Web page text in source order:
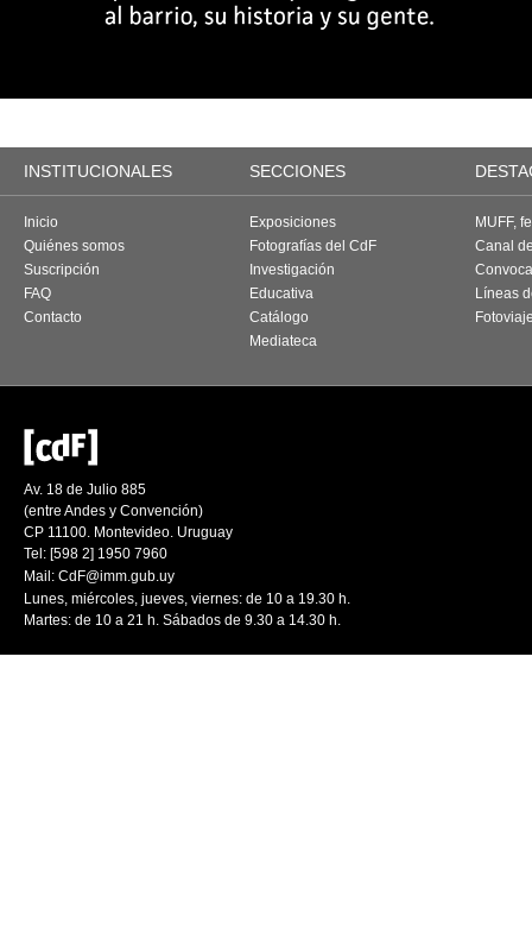
INSTITUCIONALES SECCIONES
Inicio
Quiénes somos
Suscripción
FAQ
Contacto
Exposiciones
Fotografías del CdF
Investigación
Educativa
Catálogo
Mediateca
MUFF,
Canal
Líneas
Av. 18 de Julio 885
(entre Andes y Convención)
CP 11100. Montevideo. Uruguay
Tel: [598 2] 1950 7960
Mail: CdF@imm.gub.uy
Lunes, miércoles, jueves, viernes: de 10 a 19.30 h.
Martes: de 10 a 21 h. Sábados de 9.30 a 14.30 h.